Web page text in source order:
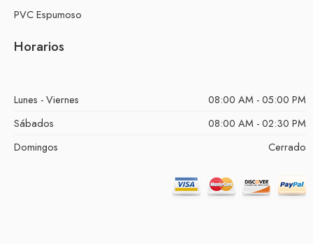
PVC Espumoso
Horarios
Lunes - Viernes
08:00 AM - 05:00 PM
Sábados
08:00 AM - 02:30 PM
Domingos
Cerrado